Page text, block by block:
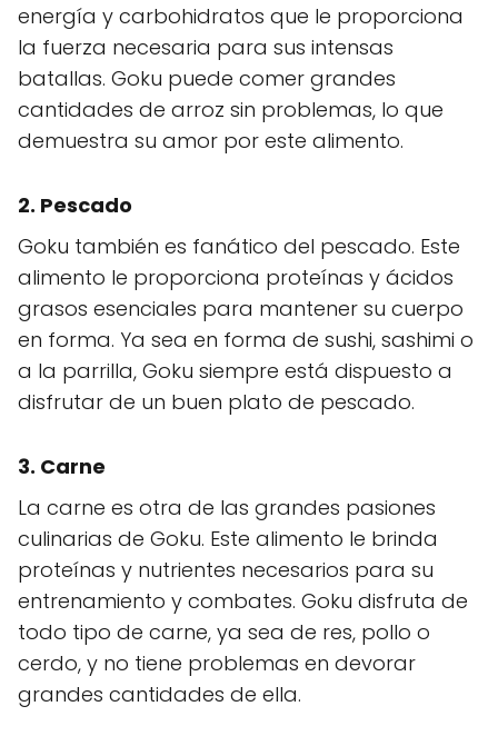
energía y carbohidratos que le proporciona
la fuerza necesaria para sus intensas
batallas. Goku puede comer grandes
cantidades de arroz sin problemas, lo que
demuestra su amor por este alimento.
2. Pescado
Goku también es fanático del pescado. Este
alimento le proporciona proteínas y ácidos
grasos esenciales para mantener su cuerpo
en forma. Ya sea en forma de sushi, sashimi o
a la parrilla, Goku siempre está dispuesto a
disfrutar de un buen plato de pescado.
3. Carne
La carne es otra de las grandes pasiones
culinarias de Goku. Este alimento le brinda
proteínas y nutrientes necesarios para su
entrenamiento y combates. Goku disfruta de
todo tipo de carne, ya sea de res, pollo o
cerdo, y no tiene problemas en devorar
grandes cantidades de ella.